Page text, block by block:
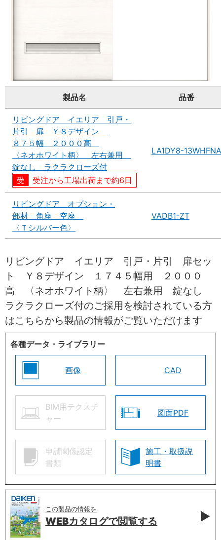
製品名 品番
リビングドア イエリア 引戸・
片引 扉 Ｙ８デザイン
８７５幅 ２０００高
〈ネオホワイト柄〉 左右兼用
錠なし ラクラクローズ付
受注から工場出荷まで約6日
LA1DY8-13WHFNA
リビングドア オプション・
部材 角座 空座
〈Ｔシルバー色〉
VADB1-ZT
リビングドア イエリア 引戸・片引 扉セッ
ト Ｙ８デザイン １７４５幅用 ２０００
高 〈ネオホワイト柄〉 左右兼用 錠なし
ラクラクローズ付のご採用を検討されている方
はこちらから製品の情報がご覧いただけます
各種データ・ライブラリー
画像 CAD
BIM用テクスチ
ャー
図面PDF
申請関係認定
書類
施工・取扱説
明書
この製品の情報を
WEBカタログで閲覧する